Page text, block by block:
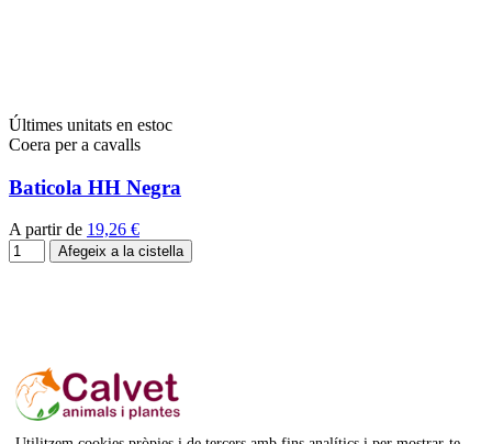
Últimes unitats en estoc
Coera per a cavalls
Baticola HH Negra
A partir de 19,26 €
Afegeix a la cistella